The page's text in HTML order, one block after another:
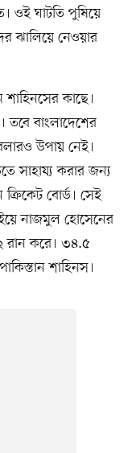
ওই ঘাটতি পুষিয়ে
ঝালিয়ে নেওয়ার
শাহিনসের কাছে।
তবে বাংলাদেশের
উপায় নেই।
সাহায্য করার জন্য
বোর্ড। সেই
নাজমুল হোসেনের
করে। ৩৪.৫
শাহিনস।